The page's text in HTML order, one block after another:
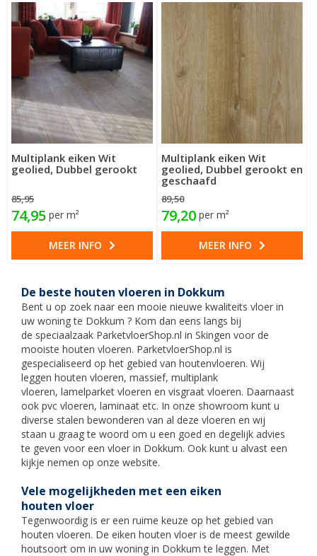
Multiplank eiken Wit
geolied, Dubbel gerookt
85,95
74,95 per m²
MEER INFO
Multiplank eiken Wit
geolied, Dubbel gerookt en
geschaafd
89,50
79,20 per m²
MEER INFO
De beste houten vloeren in Dokkum
Bent u op zoek naar een mooie nieuwe kwaliteits vloer in
uw woning te Dokkum ? Kom dan eens langs bij
de speciaalzaak ParketvloerShop.nl in Skingen voor de
mooiste houten vloeren. ParketvloerShop.nl is
gespecialiseerd op het gebied van houtenvloeren. Wij
leggen houten vloeren, massief, multiplank
vloeren, lamelparket vloeren en visgraat vloeren. Daarnaast
ook pvc vloeren, laminaat etc. In onze showroom kunt u
diverse stalen bewonderen van al deze vloeren en wij
staan u graag te woord om u een goed en degelijk advies
te geven voor een vloer in Dokkum. Ook kunt u alvast een
kijkje nemen op onze website.
Vele mogelijkheden met een eiken
houten vloer
Tegenwoordig is er een ruime keuze op het gebied van
houten vloeren. De eiken houten vloer is de meest gewilde
houtsoort om in uw woning in Dokkum te leggen. Met